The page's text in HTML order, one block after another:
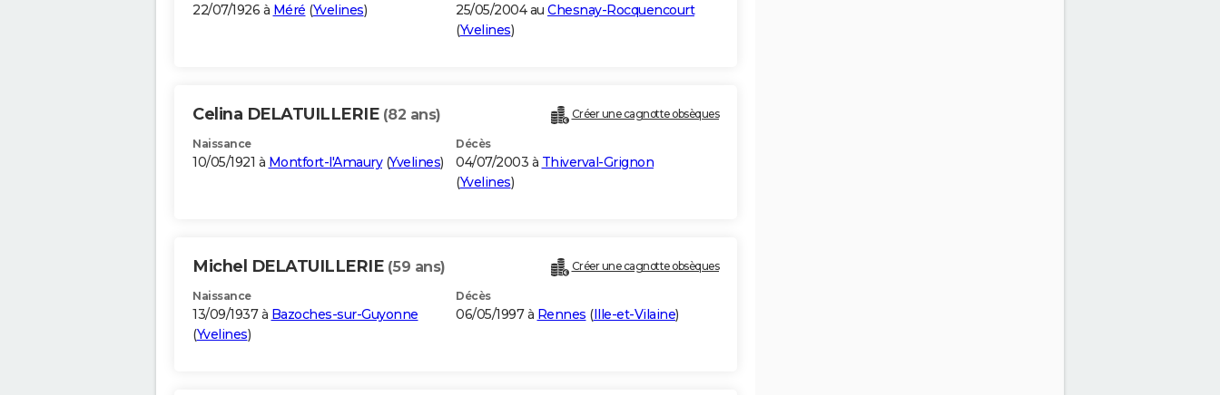
22/07/1926 à Méré (Yvelines) 25/05/2004 au Chesnay-Rocquencourt
(Yvelines)
Celina DELATUILLERIE (82 ans) Créer une cagnotte obsèques
Naissance
10/05/1921 à Montfort-l'Amaury(Yvelines)
Décès
04/07/2003 à Thiverval-Grignon
(Yvelines)
Michel DELATUILLERIE (59 ans) Créer une cagnotte obsèques
Naissance
13/09/1937 à Bazoches-sur-Guyonne
(Yvelines)
Décès
06/05/1997 à Rennes (Ille-et-Vilaine)